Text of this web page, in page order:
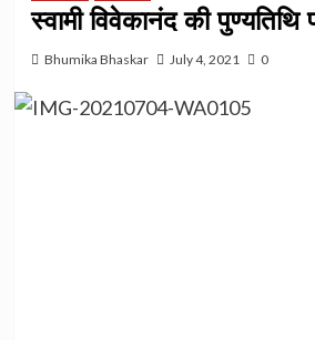
स्वामी विवेकानंद की
Bhumika Bhaskar July 4, 2021 0